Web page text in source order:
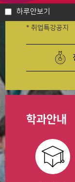
하루안보기
알파홀딩스(코스
* 취업특강공지
학과안내